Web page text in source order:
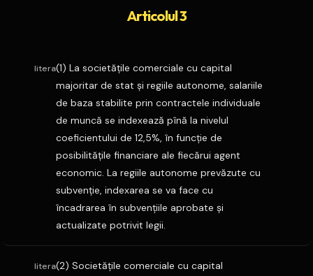
Articolul 3
litera(1) La societăţile comerciale cu capital
majoritar de stat şi regiile autonome, salariile
de baza stabilite prin contractele individuale
de muncă se indexează pînă la nivelul
coeficientului de 12,5%, în funcţie de
posibilităţile financiare ale fiecărui agent
economic. La regiile autonome prevăzute cu
subvenţie, indexarea se va face cu
încadrarea în subvenţiile aprobate şi
actualizate potrivit legii.
litera(2) Societăţile comerciale cu capital